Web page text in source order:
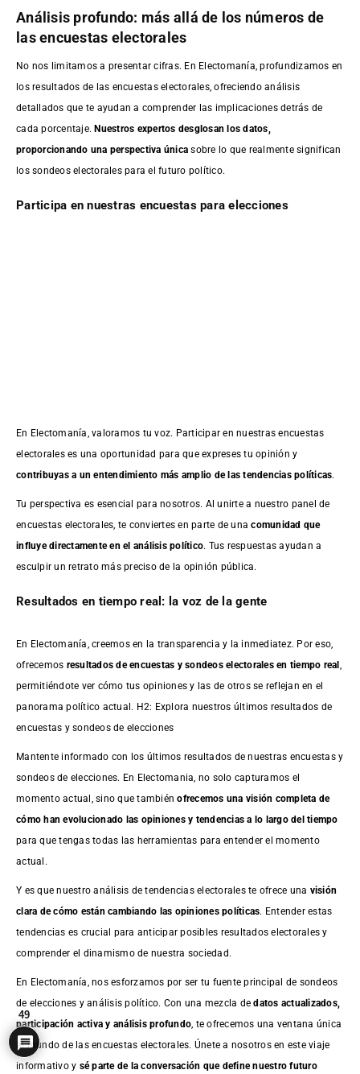
Análisis profundo: más allá de los números de
las encuestas electorales
No nos limitamos a presentar cifras. En Electomanía, profundizamos en
los resultados de las encuestas electorales, ofreciendo análisis
detallados que te ayudan a comprender las implicaciones detrás de
cada porcentaje. Nuestros expertos desglosan los datos,
proporcionando una perspectiva única sobre lo que realmente significan
los sondeos electorales para el futuro político.
Participa en nuestras encuestas para elecciones
En Electomanía, valoramos tu voz. Participar en nuestras encuestas
electorales es una oportunidad para que expreses tu opinión y
contribuyas a un entendimiento más amplio de las tendencias políticas.
Tu perspectiva es esencial para nosotros. Al unirte a nuestro panel de
encuestas electorales, te conviertes en parte de unacomunidad que
influye directamente en el análisis político. Tus respuestas ayudan a
esculpir un retrato más preciso de la opinión pública.
Resultados en tiempo real: la voz de la gente
En Electomanía, creemos en la transparencia y la inmediatez. Por eso,
ofrecemos resultados deencuestas y sondeos electorales en tiempo real ,
permitiéndote ver cómo tus opiniones y las de otros se reflejan en el
panorama político actual. H2: Explora nuestros últimos resultados de
encuestas y sondeos de elecciones
Mantente informado con los últimos resultados de nuestras encuestasy
sondeos de elecciones. En Electomania, no solo capturamos el
momento actual, sino que tambiénofrecemos una visión completa de
cómo han evolucionado las opiniones y tendencias a lo largo del tiempo
para que tengas todas las herramientas para entender el momento
actual.
Y es que nuestro análisis de tendencias electorales te ofrece una visión
clara de cómo están cambiando las opiniones políticas. Entender estas
tendencias es crucial para anticipar posibles resultados electorales y
comprender el dinamismo de nuestra sociedad.
En Electomanía, nos esforzamos por ser tu fuente principal de sondeos
de elecciones y análisis político. Con una mezcla dedatos actualizados,
participación activa y análisis profundo, te ofrecemos una ventana única
al mundo de las encuestas electorales. Únete a nosotros en este viaje
informativo y sé parte de la conversación que define nuestro futuro
49